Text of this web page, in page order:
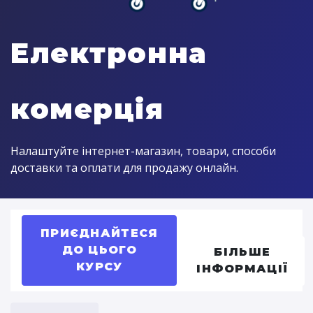
Електронна
комерція
Налаштуйте інтернет-магазин, товари, способи
доставки та оплати для продажу онлайн.
ПРИЄДНАЙТЕСЯ
ДО ЦЬОГО
КУРСУ
БІЛЬШЕ
ІНФОРМАЦІЇ